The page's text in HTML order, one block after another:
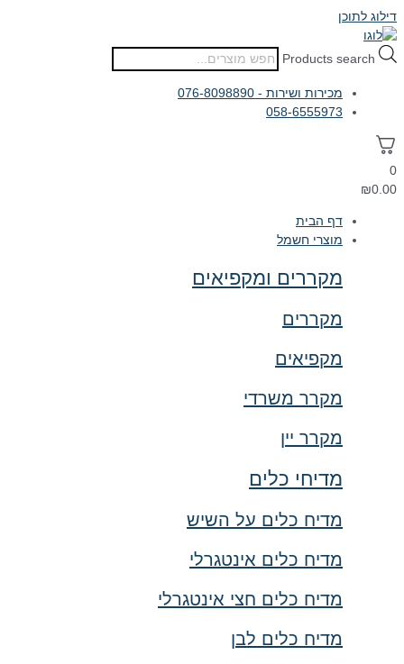
דילוג לתוכן
Products search
מכירות ושירות - 076-8098890
058-6555973
0
₪0.00
דף הבית
מוצרי חשמל
מקררים ומקפיאים
מקררים
מקפיאים
מקרר משרדי
מקרר יין
מדיחי כלים
מדיח כלים על השיש
מדיח כלים אינטגרלי
מדיח כלים חצי אינטגרלי
מדיח כלים לבן